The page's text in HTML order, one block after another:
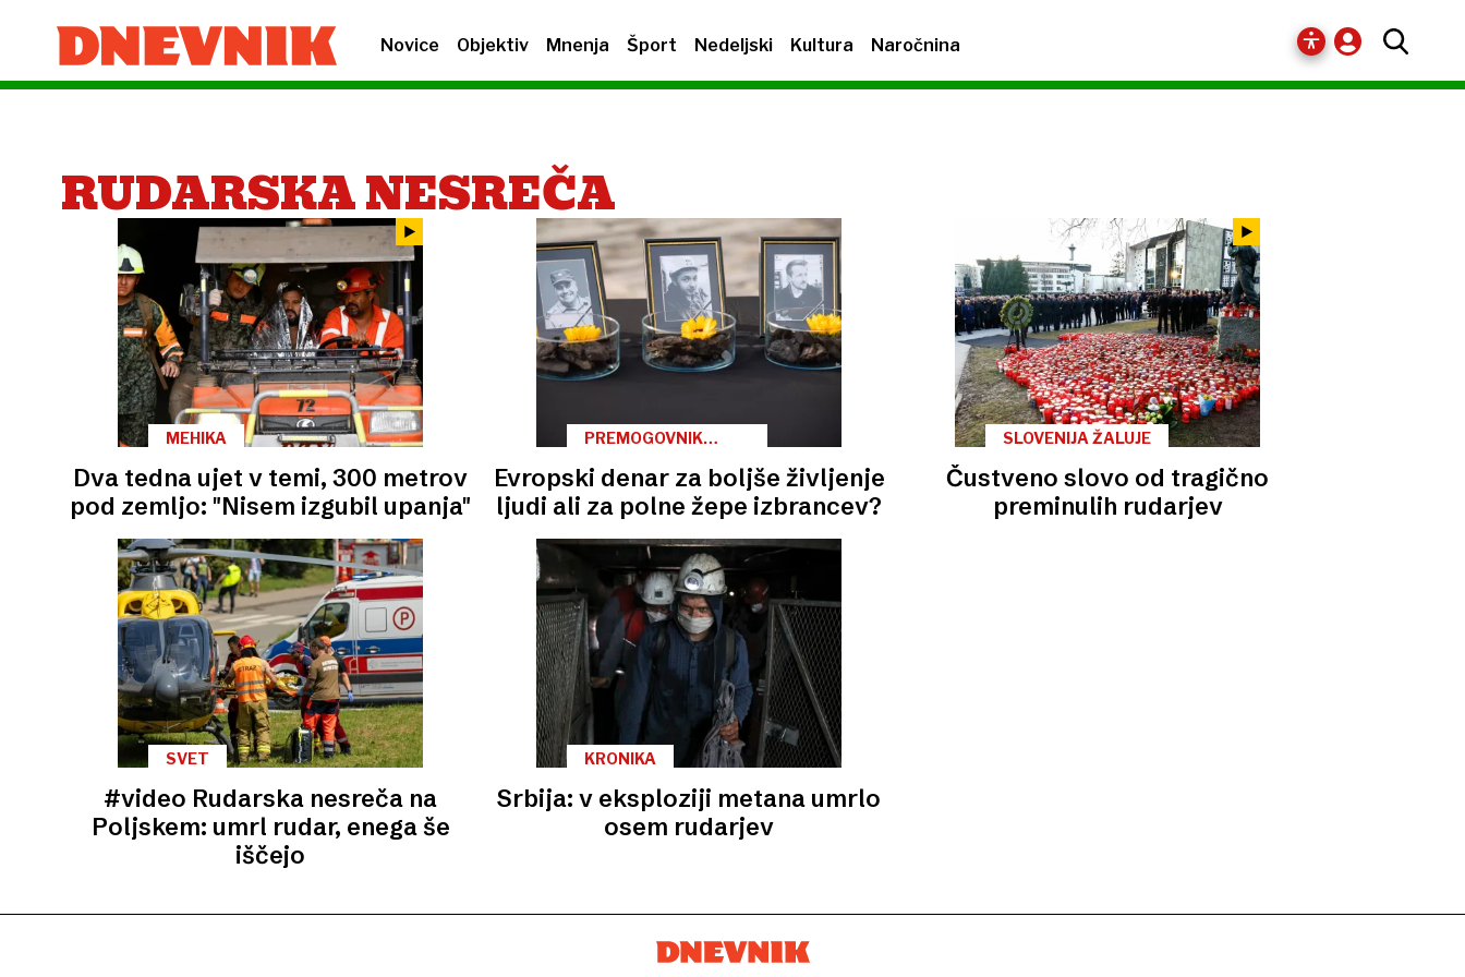
Novice Objektiv Mnenja Šport Nedeljski Kultura Naročnina
RUDARSKA NESREČA
MEHIKA
Dva tedna ujet v temi, 300 metrov
pod zemljo: "Nisem izgubil upanja"
PREMOGOVNIK
Evropski denar za boljše življenje
ljudi ali za polne žepe izbrancev?
SLOVENIJA ŽALUJE
Čustveno slovo od tragično
preminulih rudarjev
SVET
#video Rudarska nesreča na
Poljskem: umrl rudar, enega še
iščejo
KRONIKA
Srbija: v eksploziji metana umrlo
osem rudarjev